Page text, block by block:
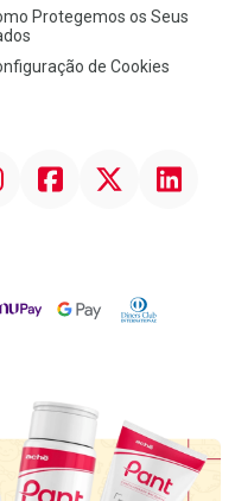
Protegemos os Seus
de Cookies
Facebook Linkedin
NuPay Google PayDiners Club